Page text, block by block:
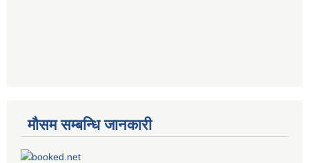
मौसम सम्बन्धि जानकारी